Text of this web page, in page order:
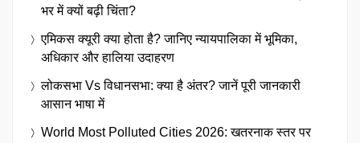
भर में क्यों बढ़ी चिंता?
एमिकस क्यूरी क्या होता है? जानिए न्यायपालिका में भूमिका,
अधिकार और हालिया उदाहरण
लोकसभा Vs विधानसभा: क्या है अंतर? जानें पूरी जानकारी
आसान भाषा में
World Most Polluted Cities 2026: खतरनाक स्तर पर